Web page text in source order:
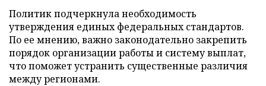
Политик подчеркнула необходимость
утверждения единых федеральных стандартов.
По ее мнению, важно законодательно закрепить
порядок организации работы и систему выплат,
что поможет устранить существенные различия
между регионами.